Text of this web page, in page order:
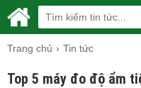
Trang chủ Tin tức
Top 5 máy đo độ ẩm